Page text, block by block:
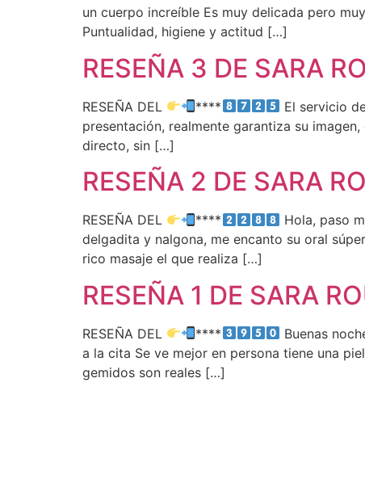
un cuerpo increíble Es muy delicada pero
Puntualidad, higiene y actitud […]
RESEÑA 3 DE SARA
RESEÑA DEL ****
El servicio
presentación, realmente garantiza su
directo, sin […]
RESEÑA 2 DE SARA
RESEÑA DEL **** Hola, paso
delgadita y nalgona, me encanto su oral
rico masaje el que realiza […]
RESEÑA 1 DE SARA
RESEÑA DEL ****
Buenas
a la cita Se ve mejor en persona tiene una
gemidos son reales […]